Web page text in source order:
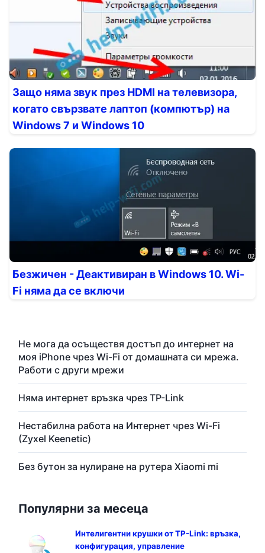
Защо няма звук през HDMI на телевизора,
когато свързвате лаптоп (компютър) на
Windows 7 и Windows 10
Безжичен - Деактивиран в Windows 10. Wi-
Fi няма да се включи
Не мога да осъществя достъп до интернет на
моя iPhone чрез Wi-Fi от домашната си мрежа.
Работи с други мрежи
Няма интернет връзка чрез TP-Link
Нестабилна работа на Интернет чрез Wi-Fi
(Zyxel Keenetic)
Без бутон за нулиране на рутера Xiaomi mi
Популярни за месеца
Интелигентни крушки от TP-Link: връзка,
конфигурация, управление